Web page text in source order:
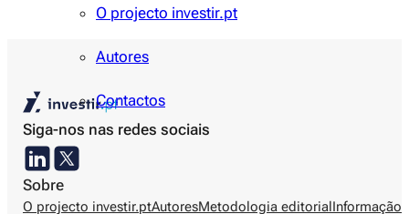
O projecto investir.pt
Autores
Contactos
Siga-nos nas redes sociais
Sobre
O projecto investir.ptAutoresMetodologia editorialInformação